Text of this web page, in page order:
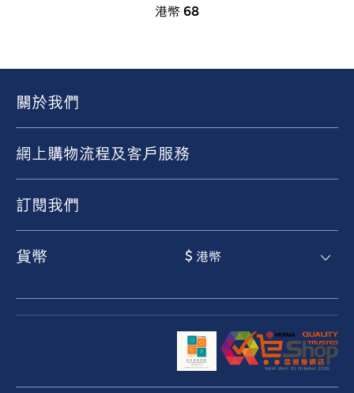
港幣 68
關於我們
網上購物流程及客戶服務
訂閱我們
貨幣 $ 港幣